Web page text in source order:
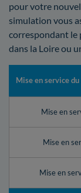
pour votre
simulation vous
correspondant le
dans la Loire ou
Mise en service
Mise en
Mise en
Mise en